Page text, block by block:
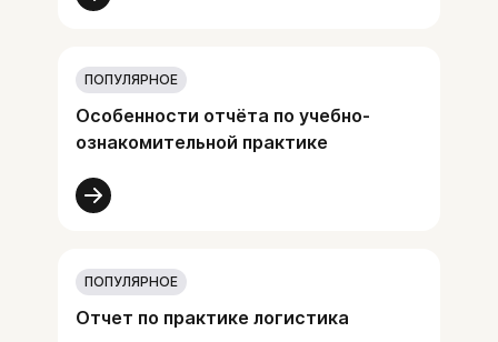
ПОПУЛЯРНОЕ
Особенности отчёта по учебно-
ознакомительной практике
ПОПУЛЯРНОЕ
Отчет по практике логистика